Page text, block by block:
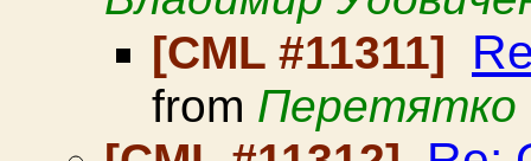
[CML #11311]
from Перетятко